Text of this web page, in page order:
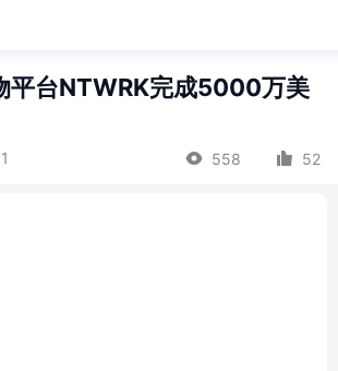
平台NTWRK完成5000万美
558 52